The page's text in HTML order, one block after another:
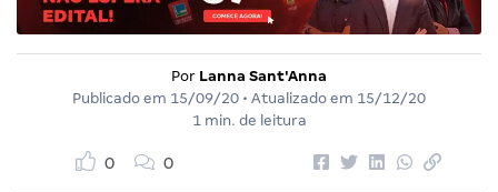
Por Lanna Sant'Anna
Publicado em 15/09/20 • Atualizado em 15/12/20
1 min. de leitura
0 0